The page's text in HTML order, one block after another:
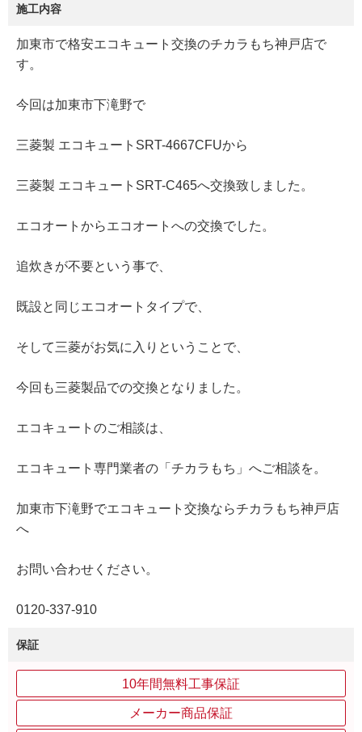
施工内容
加東市で格安エコキュート交換のチカラもち神戸店で
す。
今回は加東市下滝野で
三菱製 エコキュートSRT-4667CFUから
三菱製 エコキュートSRT-C465へ交換致しました。
エコオートからエコオートへの交換でした。
追炊きが不要という事で、
既設と同じエコオートタイプで、
そして三菱がお気に入りということで、
今回も三菱製品での交換となりました。
エコキュートのご相談は、
エコキュート専門業者の「チカラもち」へご相談を。
加東市下滝野でエコキュート交換ならチカラもち神戸店
へ
お問い合わせください。
0120‐337‐910
保証
10年間無料工事保証
メーカー商品保証